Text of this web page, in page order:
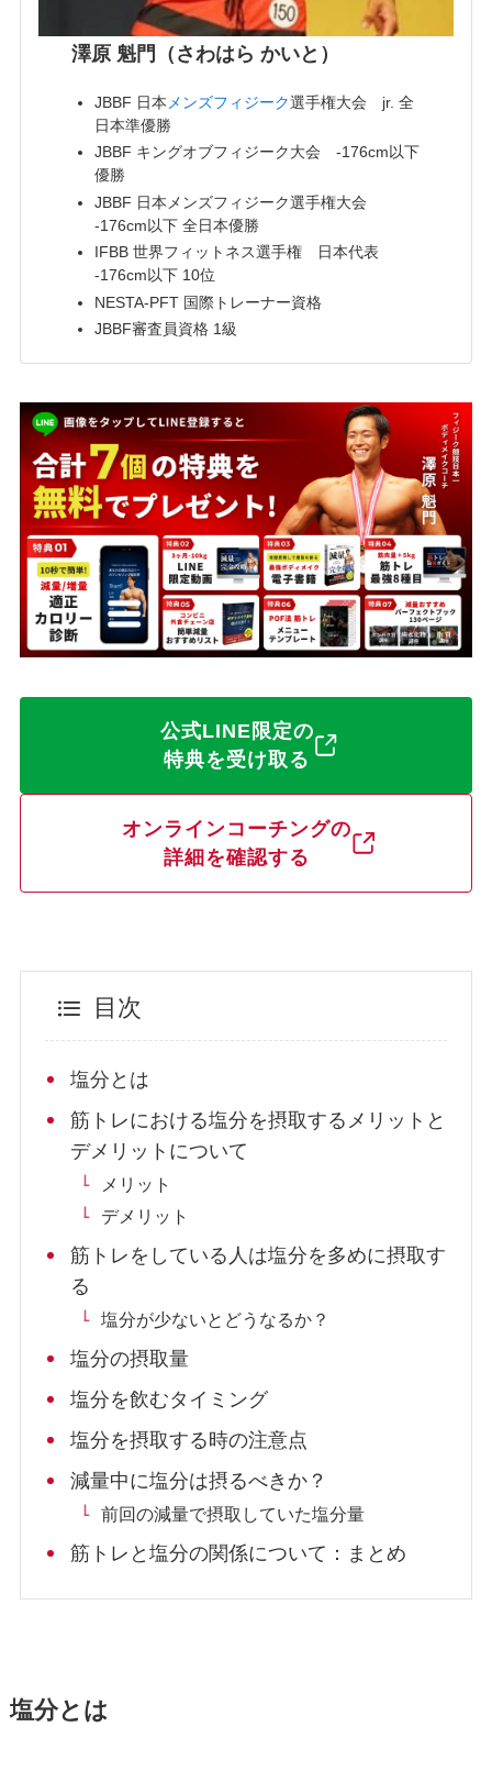
澤原 魁門（さわはら かいと）
JBBF 日本 メンズフィジーク選手権大会 jr. 全
日本準優勝
JBBF キングオブフィジーク大会 -176cm以下
優勝
JBBF 日本メンズフィジーク選手権大会
-176cm以下 全日本優勝
IFBB 世界フィットネス選手権 日本代表
-176cm以下 10位
NESTA-PFT 国際トレーナー資格
JBBF審査員資格 1級
公式LINE限定の
特典を受け取る
オンラインコーチングの
詳細を確認する
目次
塩分とは
筋トレにおける塩分を摂取するメリットと
デメリットについて
メリット
デメリット
筋トレをしている人は塩分を多めに摂取す
る
塩分が少ないとどうなるか？
塩分の摂取量
塩分を飲むタイミング
塩分を摂取する時の注意点
減量中に塩分は摂るべきか？
前回の減量で摂取していた塩分量
筋トレと塩分の関係について：まとめ
塩分とは